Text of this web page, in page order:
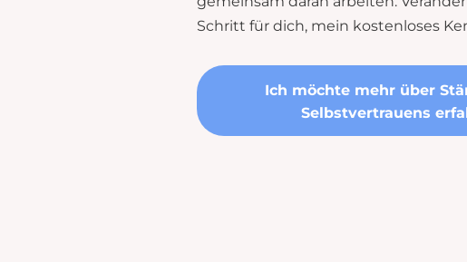
Schritt für dich, mein kostenloses
Ich möchte mehr über
Selbstvertrauens